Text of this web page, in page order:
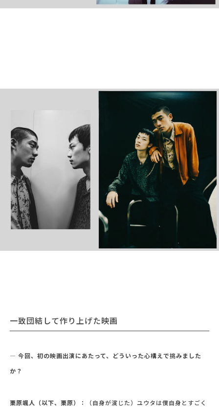
一致団結して作り上げた映画
― 今回、初の映画出演にあたって、どういった心構えで挑みました
か？
栗原颯人（以下、栗原）：
（自身が演じた）ユウタは僕自身とすごく